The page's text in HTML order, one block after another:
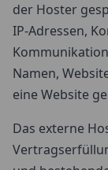
der Hoster
IP-Adressen,
Namen,
eine Website
Das externe